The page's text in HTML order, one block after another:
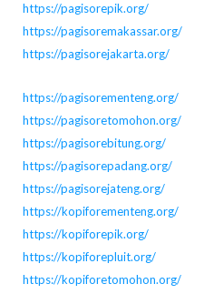
https://pagisorepik.org/
https://pagisoremakassar.org/
https://pagisorejakarta.org/
https://pagisorementeng.org/
https://pagisoretomohon.org/
https://pagisorebitung.org/
https://pagisorepadang.org/
https://pagisorejateng.org/
https://kopiforementeng.org/
https://kopiforepik.org/
https://kopiforepluit.org/
https://kopiforetomohon.org/